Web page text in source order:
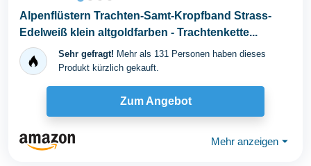
Alpenflüstern Trachten-Samt-Kropfband Strass-
Edelweiß klein altgoldfarben - Trachtenkette...
Sehr gefragt! Mehr als 131 Personen haben dieses
Produkt kürzlich gekauft.
Zum Angebot
Mehr anzeigen ⏷